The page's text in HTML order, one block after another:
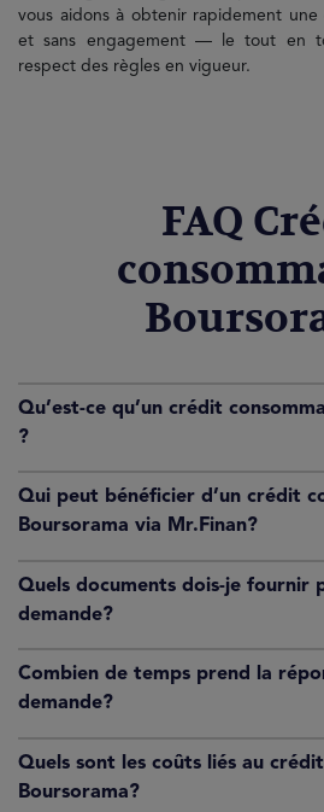
vous aidons à obtenir rapidement une
et sans engagement — le tout en
respect des règles en vigueur.
FAQ
Qu’est-ce qu’un crédit
?
Qui peut bénéficier d’un crédit
Boursorama via Mr.Finan?
Quels documents dois-je fournir
demande?
Combien de temps prend la
demande?
Quels sont les coûts liés au
Boursorama?